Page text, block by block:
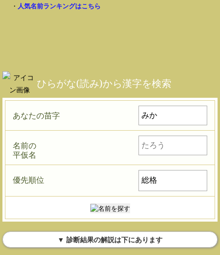
・ 人気名前ランキングはこちら
ひらがな(読み)から漢字を検索
あなたの苗字
名前の
平仮名
優先順位
▼ 診断結果の解説は下にあります